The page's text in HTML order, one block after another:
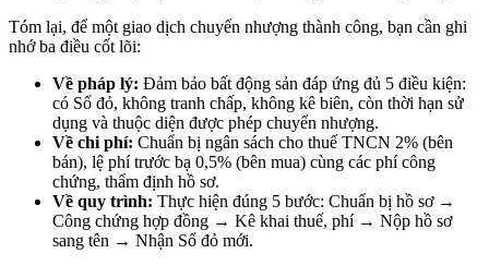
Tóm lại, để một giao dịch chuyển nhượng thành công, bạn cần ghi
nhớ ba điều cốt lõi:
Về pháp lý: Đảm bảo bất động sản đáp ứng đủ 5 điều kiện:
có Sổ đỏ, không tranh chấp, không kê biên, còn thời hạn sử
dụng và thuộc diện được phép chuyển nhượng.
Về chi phí: Chuẩn bị ngân sách cho thuế TNCN 2% (bên
bán), lệ phí trước bạ 0,5% (bên mua) cùng các phí công
chứng, thẩm định hồ sơ.
Về quy trình: Thực hiện đúng 5 bước: Chuẩn bị hồ sơ →
Công chứng hợp đồng → Kê khai thuế, phí → Nộp hồ sơ
sang tên → Nhận Sổ đỏ mới.